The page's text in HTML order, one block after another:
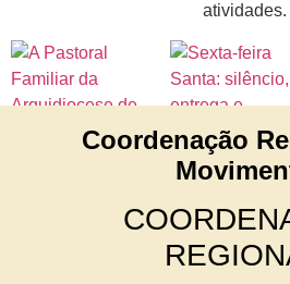
atividades.
Coordenação